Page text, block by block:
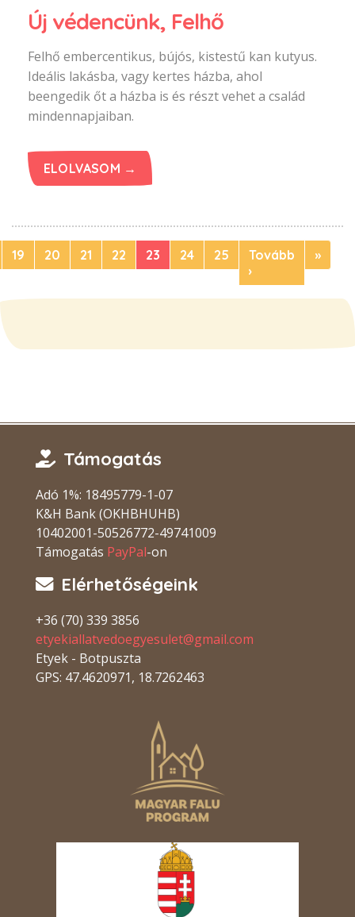
Új védencünk, Felhő
Felhő embercentikus, bújós, kistestű kan kutyus.
Ideális lakásba, vagy kertes házba, ahol
beengedik őt a házba is és részt vehet a család
mindennapjaiban.
ELOLVASOM →
19 20 21 22 23 24 25
Tovább
›
»
Támogatás
Adó 1%: 18495779-1-07
K&H Bank (OKHBHUHB)
10402001-50526772-49741009
Támogatás PayPal-on
Elérhetőségeink
+36 (70) 339 3856
etyekiallatvedoegyesulet@gmail.com
Etyek - Botpuszta
GPS: 47.4620971, 18.7262463